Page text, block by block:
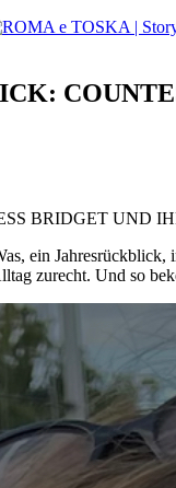
BRIDGET UND
ein
zurecht. Und so